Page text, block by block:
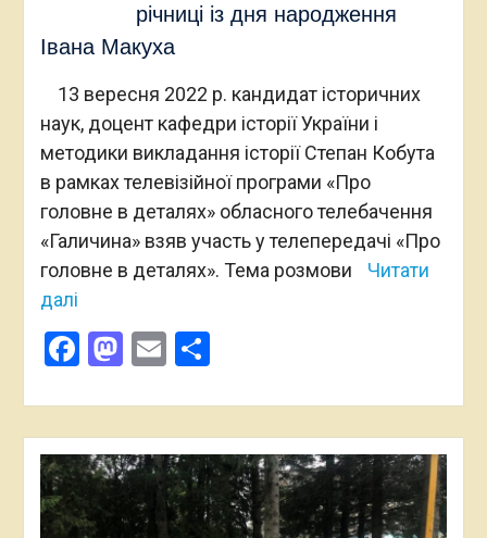
річниці із дня народження
Івана Макуха
13 вересня 2022 р. кандидат історичних
наук, доцент кафедри історії України і
методики викладання історії Степан Кобута
в рамках телевізійної програми «Про
головне в деталях» обласного телебачення
«Галичина» взяв участь у телепередачі «Про
головне в деталях». Тема розмови
Читати
далі
Facebook
Mastodon
EmailПоділитися